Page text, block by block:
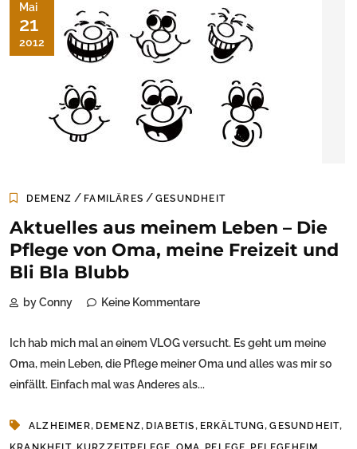
Mai
21
2012
DEMENZ / FAMILÄRES /GESUNDHEIT
Aktuelles aus meinem Leben – Die
Pflege von Oma, meine Freizeit und
Bli Bla Blubb
by Conny Keine Kommentare
Ich hab mich mal an einem VLOG versucht. Es geht um meine
Oma, mein Leben, die Pflege meiner Oma und alles was mir so
einfällt. Einfach mal was Anderes als...
ALZHEIMER, DEMENZ, DIABETIS, ERKÄLTUNG,GESUNDHEIT,